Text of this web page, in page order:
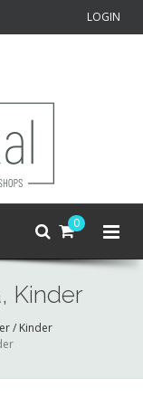
LOGIN
0
Kinder
/ Kinder